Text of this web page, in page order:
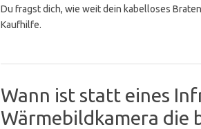
Du fragst dich, wie weit dein kabelloses
Kaufhilfe.
Wann ist statt eines
Wärmebildkamera die